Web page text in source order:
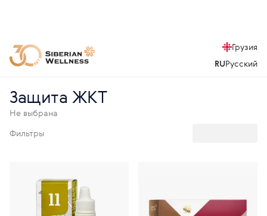
Грузия
RUРусский
Защита ЖКТ
Не выбрана
Фильтры